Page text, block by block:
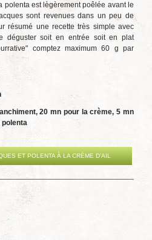
polenta est lègèrement poêlée avant le
sont revenues dans un peu de
résumé une recette très simple avec
déguster soit en entrée soit en plat
comptez maximum 60 g par
20 mn pour la crème, 5 mn
polenta
ET POLENTA À LA CRÈME D'AIL